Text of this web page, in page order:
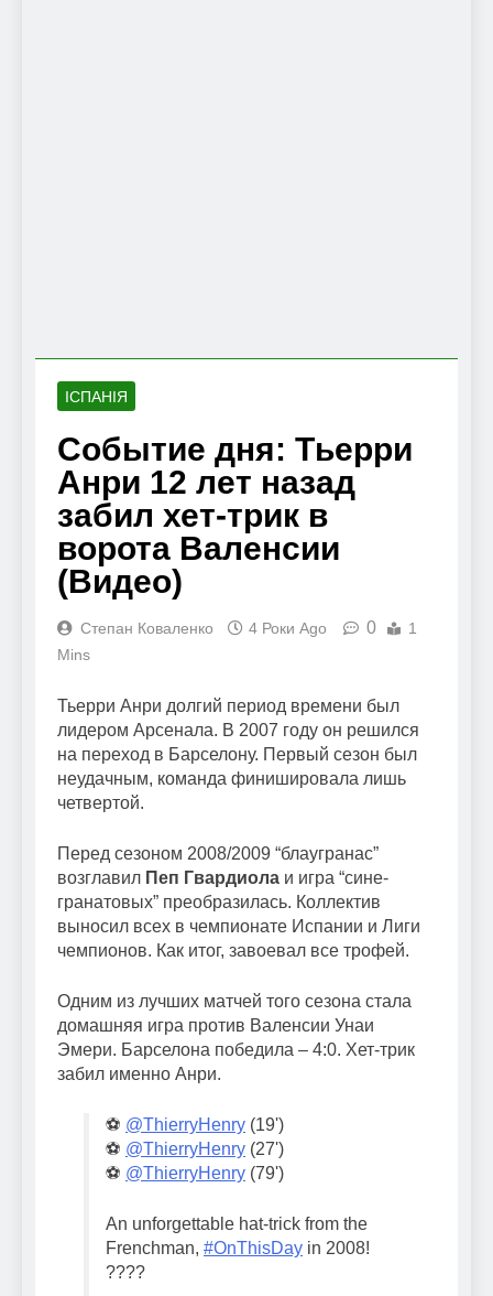
ІСПАНІЯ
Cобытие дня: Тьерри
Анри 12 лет назад
забил хет-трик в
ворота Валенсии
(Видео)
Степан Коваленко 4 Роки Ago 0
1
Mins
Тьерри Анри долгий период времени был
лидером Арсенала. В 2007 году он решился
на переход в Барселону. Первый сезон был
неудачным, команда финишировала лишь
четвертой.
Перед сезоном 2008/2009 “блаугранас”
возглавил Пеп Гвардиола и игра “сине-
гранатовых” преобразилась. Коллектив
выносил всех в чемпионате Испании и Лиги
чемпионов. Как итог, завоевал все трофей.
Одним из лучших матчей того сезона стала
домашняя игра против Валенсии Унаи
Эмери. Барселона победила – 4:0. Хет-трик
забил именно Анри.
⚽️ @ThierryHenry (19')
⚽️ @ThierryHenry (27')
⚽️ @ThierryHenry (79')
An unforgettable hat‐trick from the
Frenchman, #OnThisDay in 2008!
????